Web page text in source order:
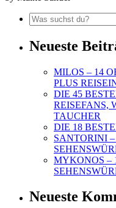
Neueste
MILOS – 14
PLUS
DIE 45
REISEFANS,
TAUCHER
DIE 18
SANTORINI
MYKONOS –
Neueste